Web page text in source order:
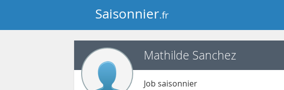
Saisonnier.fr
Mathilde Sanchez
Job saisonnier